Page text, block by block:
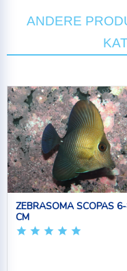
ANDERE
ZEBRASOMA SCOPAS
CM